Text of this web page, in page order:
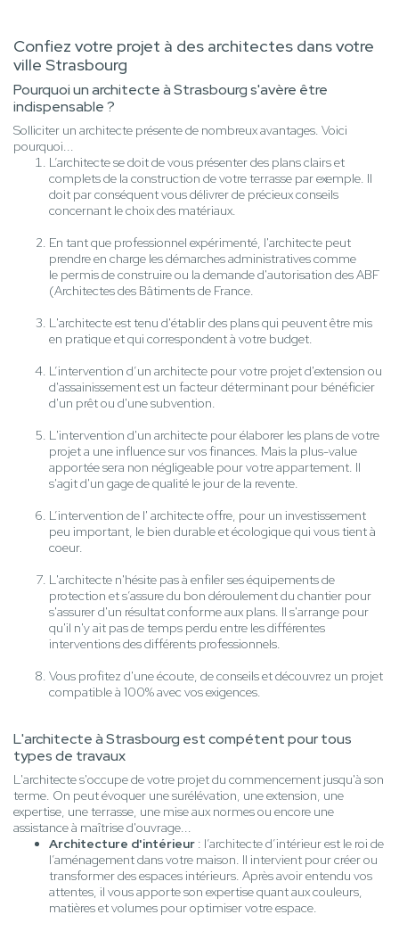
Confiez votre projet à des architectes dans votre
ville Strasbourg
Pourquoi un architecte à Strasbourg s'avère être
indispensable ?
Solliciter un architecte présente de nombreux avantages. Voici
pourquoi...
L’architecte se doit de vous présenter des plans clairs et
complets de la construction de votre terrasse par exemple. Il
doit par conséquent vous délivrer de précieux conseils
concernant le choix des matériaux.
En tant que professionnel expérimenté, l'architecte peut
prendre en charge les démarches administratives comme
le permis de construire ou la demande d'autorisation des ABF
(Architectes des Bâtiments de France.
L'architecte est tenu d'établir des plans qui peuvent être mis
en pratique et qui correspondent à votre budget.
L’intervention d’un architecte pour votre projet d'extension ou
d'assainissement est un facteur déterminant pour bénéficier
d'un prêt ou d'une subvention.
L'intervention d'un architecte pour élaborer les plans de votre
projet a une influence sur vos finances. Mais la plus-value
apportée sera non négligeable pour votre appartement. Il
s'agit d'un gage de qualité le jour de la revente.
L’intervention de l' architecte offre, pour un investissement
peu important, le bien durable et écologique qui vous tient à
coeur.
L'architecte n'hésite pas à enfiler ses équipements de
protection et s’assure du bon déroulement du chantier pour
s'assurer d'un résultat conforme aux plans. Il s'arrange pour
qu'il n'y ait pas de temps perdu entre les différentes
interventions des différents professionnels.
Vous profitez d'une écoute, de conseils et découvrez un projet
compatible à 100% avec vos exigences.
L'architecte à Strasbourg est compétent pour tous
types de travaux
L'architecte s'occupe de votre projet du commencement jusqu'à son
terme. On peut évoquer une surélévation, une extension, une
expertise, une terrasse, une mise aux normes ou encore une
assistance à maîtrise d'ouvrage...
Architecture d'intérieur : l’architecte d’intérieur est le roi de
l’aménagement dans votre maison. Il intervient pour créer ou
transformer des espaces intérieurs. Après avoir entendu vos
attentes, il vous apporte son expertise quant aux couleurs,
matières et volumes pour optimiser votre espace.